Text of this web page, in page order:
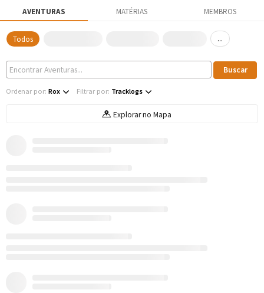
AVENTURAS MATÉRIAS MEMBROS
Todos ...
Ordenar por: Rox Filtrar por: Tracklogs
Explorar no Mapa